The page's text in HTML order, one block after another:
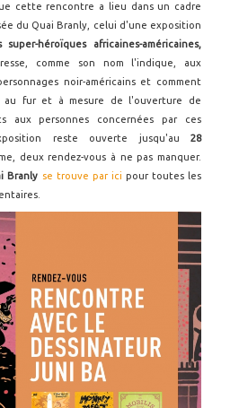
cette rencontre a lieu dans un cadre
du Quai Branly, celui d'une exposition
héroïques africaines-américaines,
comme son nom l'indique, aux
noir-américains et comment
au fur et à mesure de l'ouverture de
aux personnes concernées par ces
reste ouverte jusqu'au 28
deux rendez-vous à ne pas manquer.
Branly se trouve par ici pour toutes les